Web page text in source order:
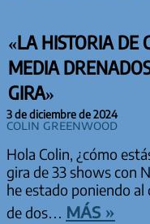
«LA HISTORIA DE
MEDIA
GIRA»
3 de diciembre de 2024
Colin Greenwood
Hola Colin, ¿cómo
gira de 33 shows con
he estado poniendo al
de dos… más »